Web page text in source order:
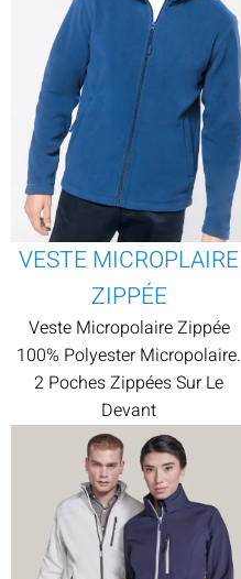
VESTE MICROPLAIRE
ZIPPÉE
Veste Micropolaire Zippée
100% Polyester Micropolaire.
2 Poches Zippées Sur Le
Devant